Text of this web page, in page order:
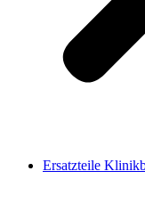
Ersatzteile